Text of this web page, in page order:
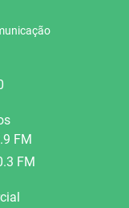
FM
FM